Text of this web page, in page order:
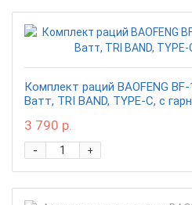
Комплект раций BAOFENG
Ватт, TRI BAND, TYPE-C, с
3 790 р.
+
-